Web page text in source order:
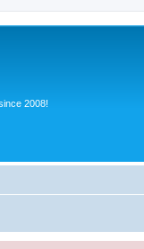
2008!